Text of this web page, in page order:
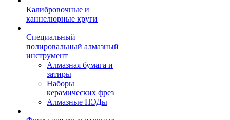
Калибровочные и
каннелюрные круги
Специальный
полировальный алмазный
инструмент
Алмазная бумага и
затиры
Наборы
керамических фрез
Алмазные ПЭДы